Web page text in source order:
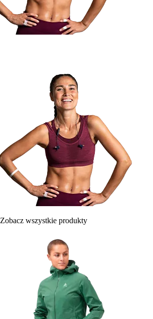
Zobacz wszystkie produkty